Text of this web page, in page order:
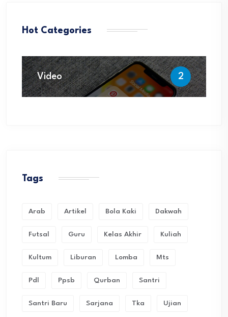
Hot Categories
Video 2
Tags
Arab Artikel Bola Kaki Dakwah
Futsal Guru Kelas Akhir Kuliah
Kultum Liburan Lomba Mts
Pdl Ppsb Qurban Santri
Santri Baru Sarjana Tka Ujian